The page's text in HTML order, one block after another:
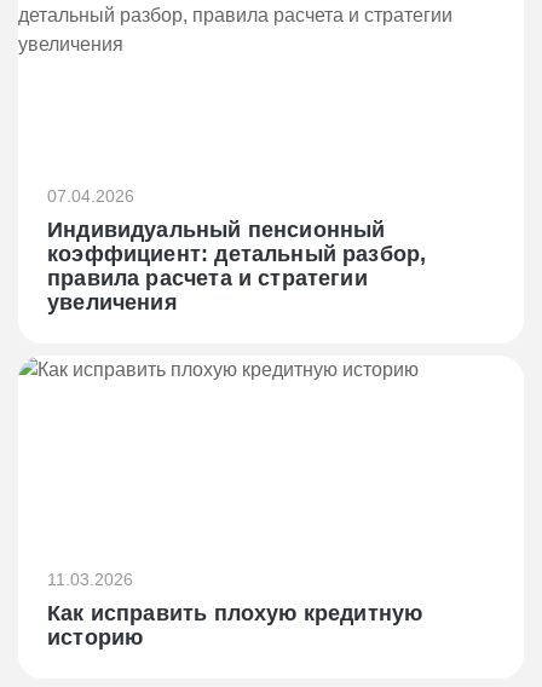
07.04.2026
Индивидуальный пенсионный
коэффициент: детальный разбор,
правила расчета и стратегии
увеличения
11.03.2026
Как исправить плохую кредитную
историю